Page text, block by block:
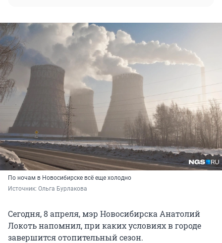
По ночам в Новосибирске всё еще холодно
Источник: Ольга Бурлакова
Сегодня, 8 апреля, мэр Новосибирска Анатолий
Локоть напомнил, при каких условиях в городе
завершится отопительный сезон.